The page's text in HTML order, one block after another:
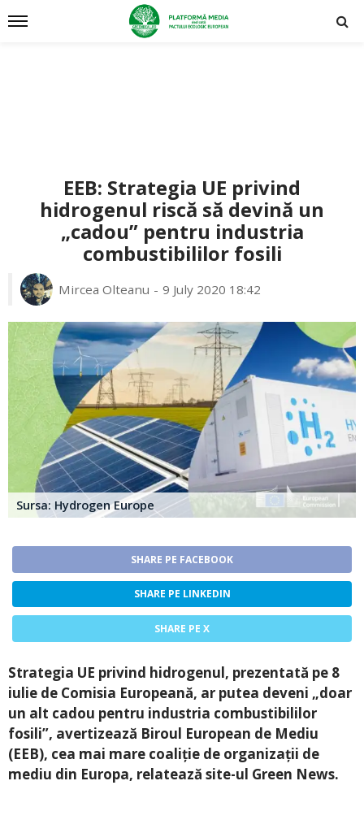
EEB: Strategia UE privind
hidrogenul riscă să devină un
„cadou” pentru industria
combustibililor fosili
Mircea Olteanu 9 July 2020 18:42
Sursa: Hydrogen Europe
SHARE PE FACEBOOK
SHARE PE LINKEDIN
SHARE PE X
Strategia UE privind hidrogenul, prezentată pe 8
iulie de Comisia Europeană, ar putea deveni „doar
un alt cadou pentru industria combustibililor
fosili”, avertizează Biroul European de Mediu
(EEB), cea mai mare coaliție de organizații de
mediu din Europa, relatează site-ul Green News.